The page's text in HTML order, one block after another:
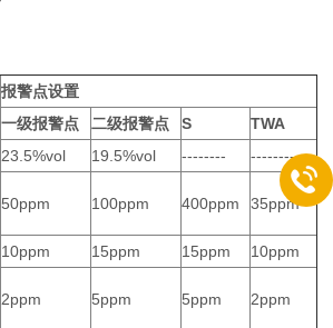
报警点设置
一级报警点
二级报警点 S
TWA
23.5%vol 19.5%vol --------
--------
50ppm 100ppm 400ppm 35ppm
10ppm 15ppm 15ppm
10ppm
2ppm 5ppm 5ppm 2ppm